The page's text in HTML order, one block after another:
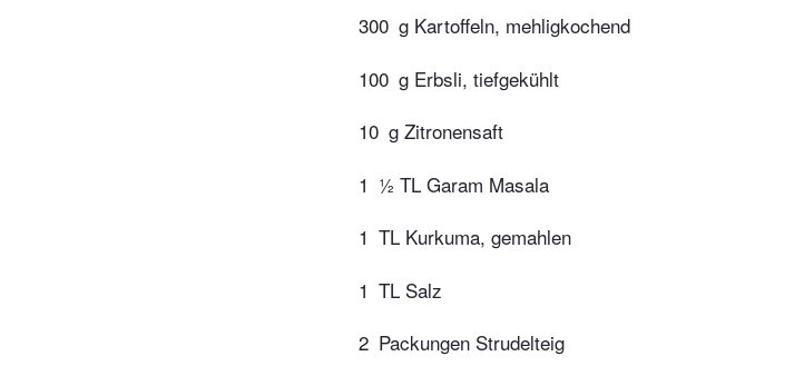
300 g Kartoffeln, mehligkochend
100 g Erbsli, tiefgekühlt
10 g Zitronensaft
1 ½ TL Garam Masala
1 TL Kurkuma, gemahlen
1 TL Salz
2 Packungen Strudelteig